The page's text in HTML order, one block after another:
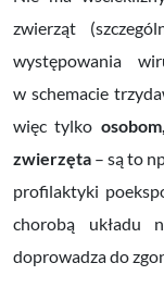
zwierząt
występowania
w schemacie
więc tylko
zwierzęta – są to
profilaktyki
chorobą układu
doprowadza do